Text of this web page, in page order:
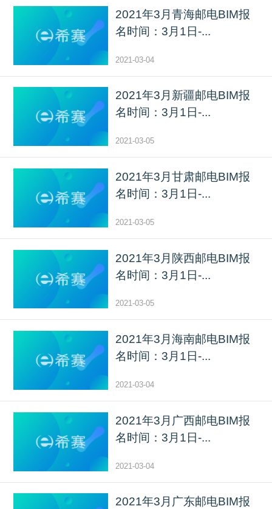
2021年3月青海邮电BIM报
名时间：3月1日-...
2021-03-04
2021年3月新疆邮电BIM报
名时间：3月1日-...
2021-03-05
2021年3月甘肃邮电BIM报
名时间：3月1日-...
2021-03-05
2021年3月陕西邮电BIM报
名时间：3月1日-...
2021-03-05
2021年3月海南邮电BIM报
名时间：3月1日-...
2021-03-04
2021年3月广西邮电BIM报
名时间：3月1日-...
2021-03-04
2021年3月广东邮电BIM报